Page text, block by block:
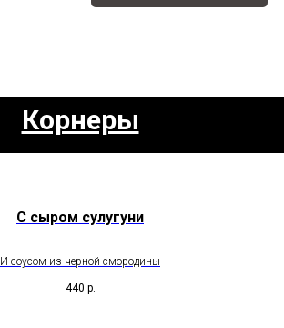
Корнеры
С сыром сулугуни
И соусом из черной смородины
440 р.